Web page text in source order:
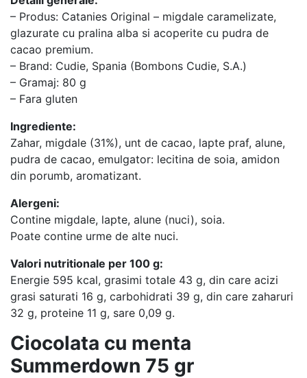
– Produs: Catanies Original – migdale caramelizate,
glazurate cu pralina alba si acoperite cu pudra de
cacao premium.
– Brand: Cudie, Spania (Bombons Cudie, S.A.)
– Gramaj: 80 g
– Fara gluten
Ingrediente:
Zahar, migdale (31%), unt de cacao, lapte praf, alune,
pudra de cacao, emulgator: lecitina de soia, amidon
din porumb, aromatizant.
Alergeni:
Contine migdale, lapte, alune (nuci), soia.
Poate contine urme de alte nuci.
Valori nutritionale per 100 g:
Energie 595 kcal, grasimi totale 43 g, din care acizi
grasi saturati 16 g, carbohidrati 39 g, din care zaharuri
32 g, proteine 11 g, sare 0,09 g.
Ciocolata cu menta
Summerdown 75 gr